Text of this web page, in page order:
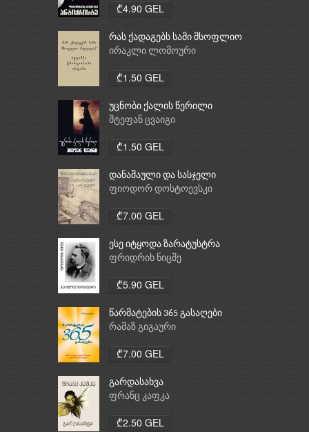
₾4.90 GEL
რას ქადაგებს სამი მსოფლიო
რელიგია: ბუდიზმი,
ირაკლი ლომოური
₾1.50 GEL
უცნობი ქალის წერილი
შტეფან ცვაიგი
₾1.50 GEL
დანაშაული და სასჯელი
ფიოდორ დოსტოევსკი
₾7.00 GEL
ესე იტყოდა ზარატუსტრა
ფრიდრიხ ნიცშე
₾5.90 GEL
წარმატების 365 გასაღები
რამაზ გიგაური
₾7.00 GEL
გარდასახვა
ფრანც კაფკა
₾2.50 GEL